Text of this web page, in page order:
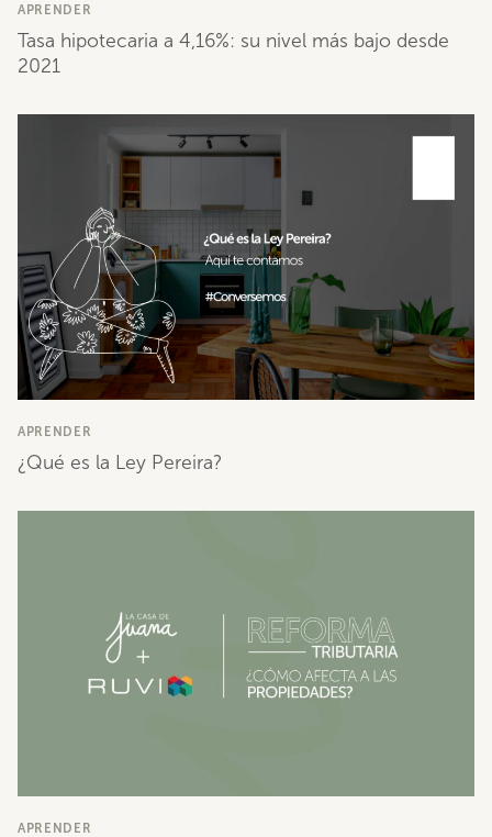
APRENDER
Tasa hipotecaria a 4,16%: su nivel más bajo desde
2021
APRENDER
¿Qué es la Ley Pereira?
APRENDER